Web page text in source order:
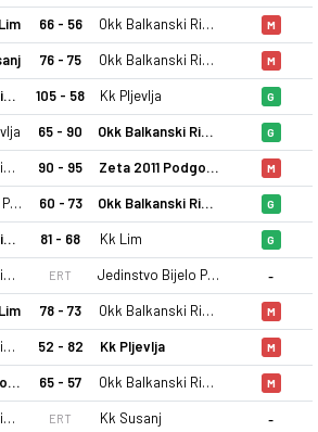
66 - 56 Okk Balkanski Ris Plav M
76 - 75 Okk Balkanski Ris Plav M
Okk Balkanski Ris Plav 105 - 58 Kk Pljevlja G
65 - 90 Okk Balkanski Ris Plav G
Okk Balkanski Ris Plav 90 - 95 Zeta 2011 Podgorica M
Jedinstvo Bijelo Polje 2 60 - 73 Okk Balkanski Ris Plav G
Okk Balkanski Ris Plav 81 - 68 Kk Lim G
Okk Balkanski Ris Plav ERT Jedinstvo Bijelo Polje 2 -
78 - 73 Okk Balkanski Ris Plav M
Okk Balkanski Ris Plav 52 - 82 Kk Pljevlja M
Zeta 2011 Podgorica 65 - 57 Okk Balkanski Ris Plav M
Okk Balkanski Ris Plav ERT Kk Susanj -